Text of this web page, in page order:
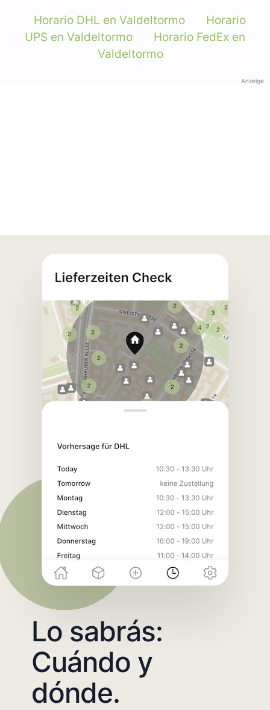
Horario DHL en Valdeltormo
Horario
UPS en Valdeltormo
Horario FedEx en
Valdeltormo
Anzeige
Lo sabrás:
Cuándo y
dónde.